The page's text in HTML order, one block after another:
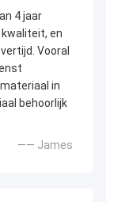
4 jaar
kwaliteit, en
Vooral
in
behoorlijk
—— James